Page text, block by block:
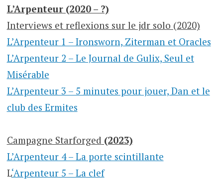
L’Arpenteur (2020 – ?)
Interviews et reflexions sur le jdr solo (2020)
L’Arpenteur 1 – Ironsworn, Ziterman et Oracles
L’Arpenteur 2 – Le Journal de Gulix, Seul et
Misérable
L’Arpenteur 3 – 5 minutes pour jouer, Dan et le
club des Ermites
Campagne Starforged (2023)
L’Arpenteur 4 – La porte scintillante
L‘Arpenteur 5 – La clef